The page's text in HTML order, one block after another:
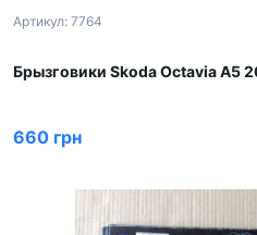
Артикул: 7764
Брызговики Skoda Octavia A5
660 грн